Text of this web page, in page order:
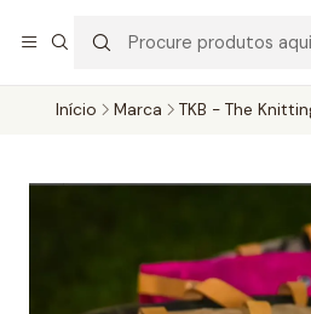
No concelho de Oeiras a entrega
Início Marca TKB - The